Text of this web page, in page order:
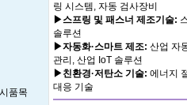
품목
링 시스템, 자동 검사장비
▶스프링 및 패스너 제조기술:
솔루션
▶자동화·스마트 제조: 산업 자
관리, 산업 IoT 솔루션
▶친환경·저탄소 기술: 에너지
대응 기술